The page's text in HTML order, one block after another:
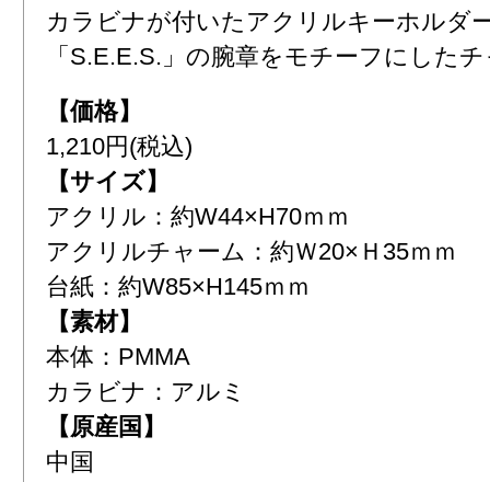
カラビナが付いたアクリルキーホルダ
「S.E.E.S.」の腕章をモチーフにした
【価格】
1,210円(税込)
【サイズ】
アクリル：約W44×H70ｍｍ
アクリルチャーム：約Ｗ20×Ｈ35ｍｍ
台紙：約W85×H145ｍｍ
【素材】
本体：PMMA
カラビナ：アルミ
【原産国】
中国